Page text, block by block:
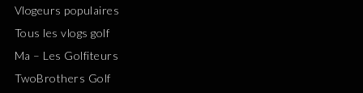
Vlogeurs populaires
Tous les vlogs golf
Ma – Les Golfiteurs
TwoBrothers Golf